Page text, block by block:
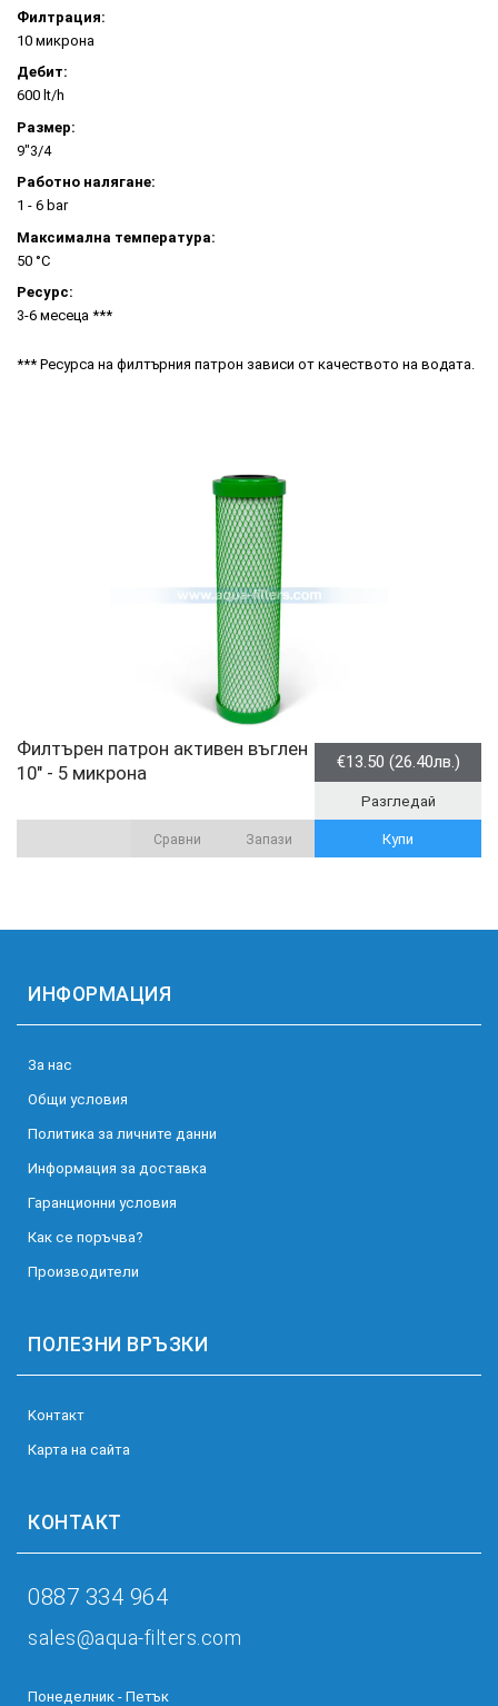
Филтрация:
10 микрона
Дебит:
600 lt/h
Размер:
9"3/4
Работно налягане:
1 - 6 bar
Максимална температура:
50 °C
Ресурс:
3-6 месеца ***
*** Ресурса на филтърния патрон зависи от качеството на водата.
Филтърен патрон активен въглен
10" - 5 микрона
€13.50 (26.40лв.)
Разгледай
Купи
Запази
Сравни
ИНФОРМАЦИЯ
За нас
Общи условия
Политика за личните данни
Информация за доставка
Гаранционни условия
Как се поръчва?
Производители
ПОЛЕЗНИ ВРЪЗКИ
Kонтакт
Карта на сайта
КОНТАКТ
0887 334 964
sales@aqua-filters.com
Понеделник - Петък